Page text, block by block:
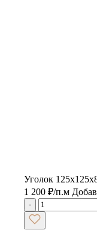
Уголок
1 200 ₽/п.м
-